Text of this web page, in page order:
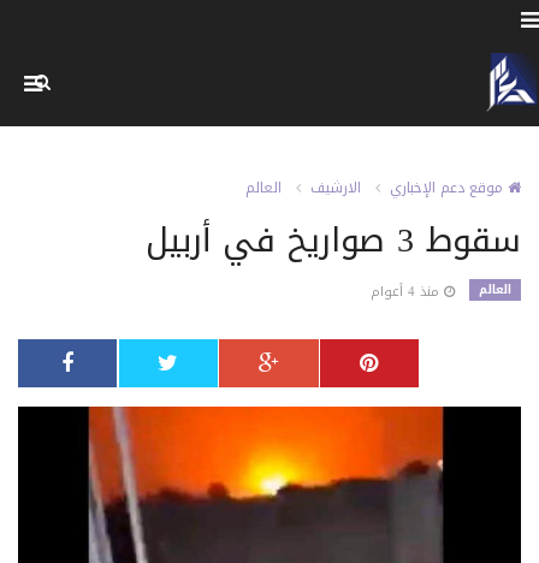
موقع دعم الإخباري الارشيف العالم
سقوط 3 صواريخ في أربيل
العالم منذ 4 أعوام